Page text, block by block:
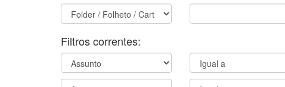
Filtros correntes: